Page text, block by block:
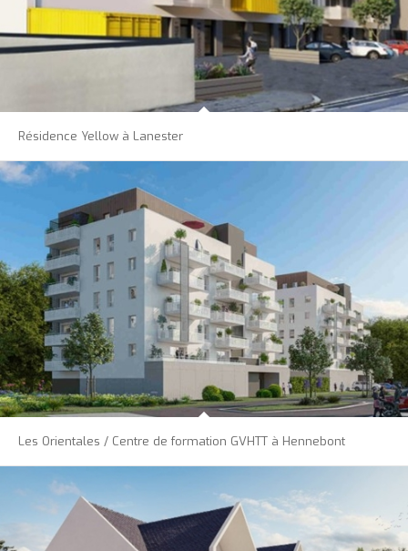
Résidence Yellow à Lanester
Les Orientales / Centre de formation GVHTT à Hennebont